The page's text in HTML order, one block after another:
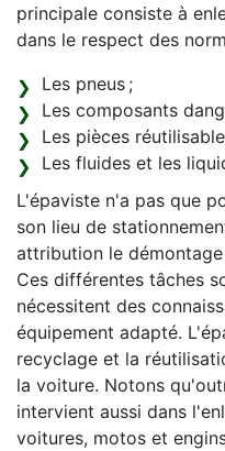
principale consiste à
dans le respect des
Les pneus ;
Les composants
Les pièces
Les fluides et les
L'épaviste n'a pas que
son lieu de
attribution le
Ces différentes tâches
nécessitent des
équipement adapté.
recyclage et la
la voiture. Notons
intervient aussi dans
voitures, motos et